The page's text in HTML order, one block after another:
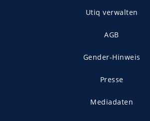
Utiq verwalten
AGB
Gender-Hinweis
Presse
Mediadaten